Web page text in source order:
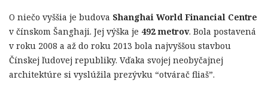
O niečo vyššia je budova Shanghai World Financial Centre
v čínskom Šanghaji. Jej výška je 492 metrov. Bola postavená
v roku 2008 a až do roku 2013 bola najvyššou stavbou
Čínskej ľudovej republiky. Vďaka svojej neobyčajnej
architektúre si vyslúžila prezývku “otvárač fliaš”.